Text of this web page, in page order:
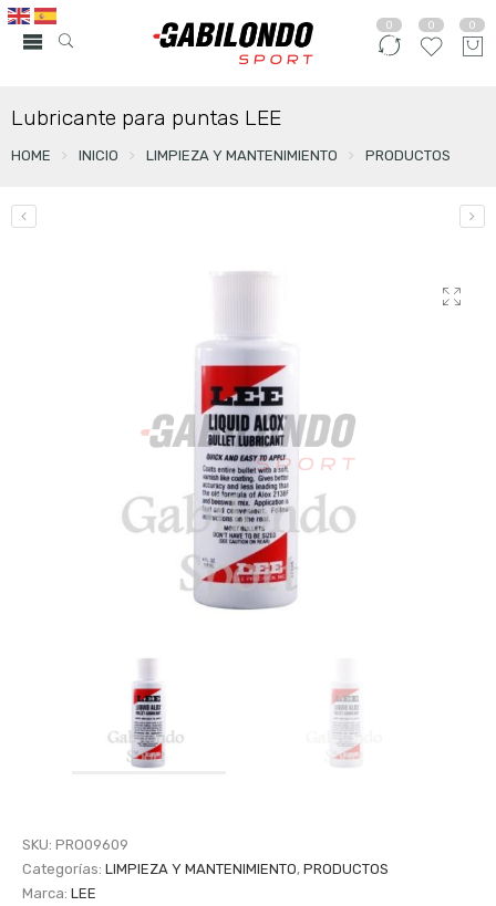
0 0 0
Lubricante para puntas LEE
HOME INICIO LIMPIEZA Y MANTENIMIENTO PRODUCTOS
SKU: PRO09609
Categorías: LIMPIEZA Y MANTENIMIENTO, PRODUCTOS
Marca: LEE